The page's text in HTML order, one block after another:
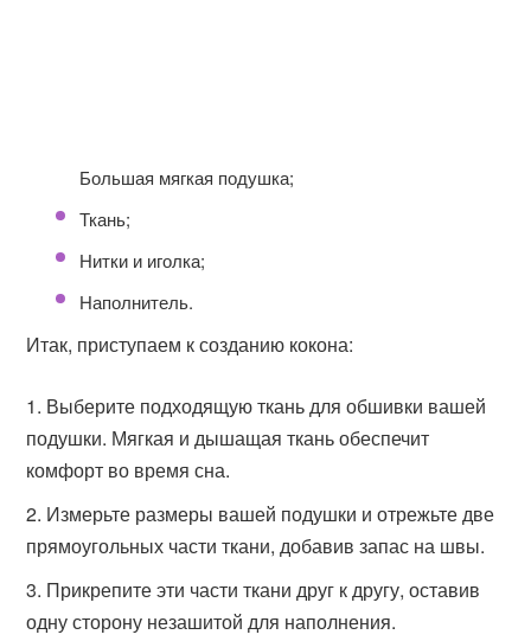
Большая мягкая подушка;
Ткань;
Нитки и иголка;
Наполнитель.
Итак, приступаем к созданию кокона:
Выберите подходящую ткань для обшивки вашей
подушки. Мягкая и дышащая ткань обеспечит
комфорт во время сна.
Измерьте размеры вашей подушки и отрежьте две
прямоугольных части ткани, добавив запас на швы.
Прикрепите эти части ткани друг к другу, оставив
одну сторону незашитой для наполнения.